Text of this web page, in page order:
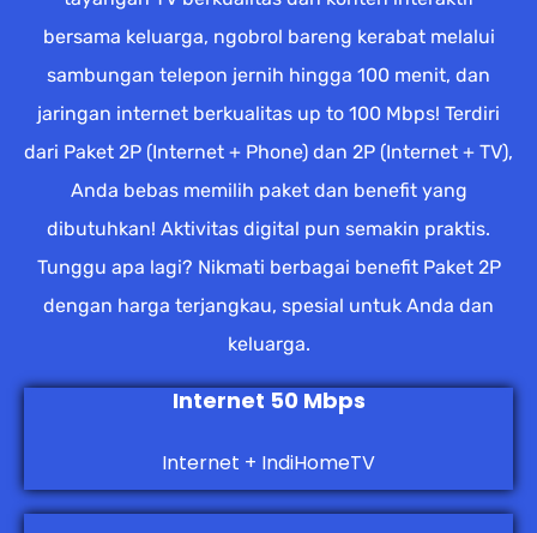
bersama keluarga, ngobrol bareng kerabat melalui
sambungan telepon jernih hingga 100 menit, dan
jaringan internet berkualitas up to 100 Mbps! Terdiri
dari Paket 2P (Internet + Phone) dan 2P (Internet + TV),
Anda bebas memilih paket dan benefit yang
dibutuhkan! Aktivitas digital pun semakin praktis.
Tunggu apa lagi? Nikmati berbagai benefit Paket 2P
dengan harga terjangkau, spesial untuk Anda dan
keluarga.
Internet 50 Mbps
Internet + IndiHomeTV